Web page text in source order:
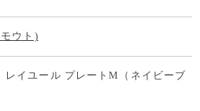
ウト)
レイユール プレートM（ネイビーブ